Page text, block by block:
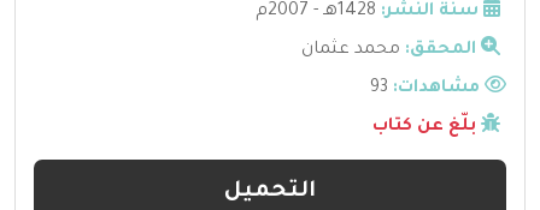
سنة النشر: 1428هـ - 2007م
المحقق: محمد عثمان
مشاهدات:
بلّغ عن كتاب
التحميل